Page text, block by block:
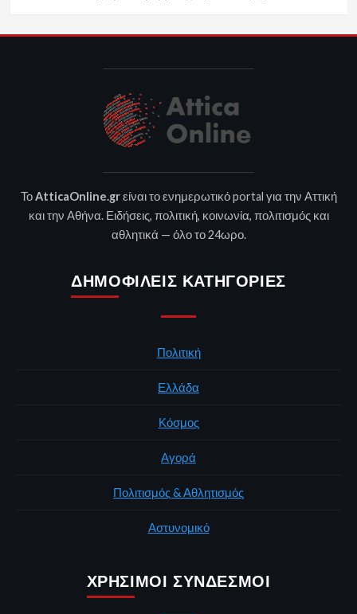
ΤοAtticaOnline.grείναι το ενημερωτικό portal για την Αττική
και την Αθήνα. Ειδήσεις, πολιτική, κοινωνία, πολιτισμός και
αθλητικά — όλο το 24ωρο.
ΔΗΜΟΦΙΛΕΊΣ ΚΑΤΗΓΟΡΊΕΣ
Πολιτική
Ελλάδα
Κόσμος
Αγορά
Πολιτισμός & Αθλητισμός
Αστυνομικό
ΧΡΉΣΙΜΟΙ ΣΎΝΔΕΣΜΟΙ